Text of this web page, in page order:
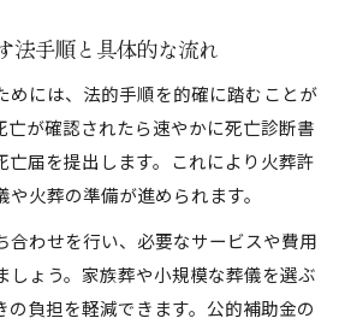
法手順と具体的な流れ
めには、法的手順を的確に踏むことが
亡が確認されたら速やかに死亡診断書
亡届を提出します。これにより火葬許
火葬の準備が進められます。
合わせを行い、必要なサービスや費用
しょう。家族葬や小規模な葬儀を選ぶ
の負担を軽減できます。公的補助金の